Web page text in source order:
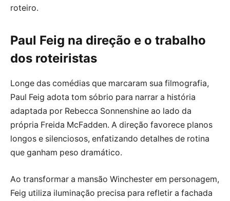
roteiro.
Paul Feig na direção e o trabalho
dos roteiristas
Longe das comédias que marcaram sua filmografia,
Paul Feig adota tom sóbrio para narrar a história
adaptada por Rebecca Sonnenshine ao lado da
própria Freida McFadden. A direção favorece planos
longos e silenciosos, enfatizando detalhes de rotina
que ganham peso dramático.
Ao transformar a mansão Winchester em personagem,
Feig utiliza iluminação precisa para refletir a fachada